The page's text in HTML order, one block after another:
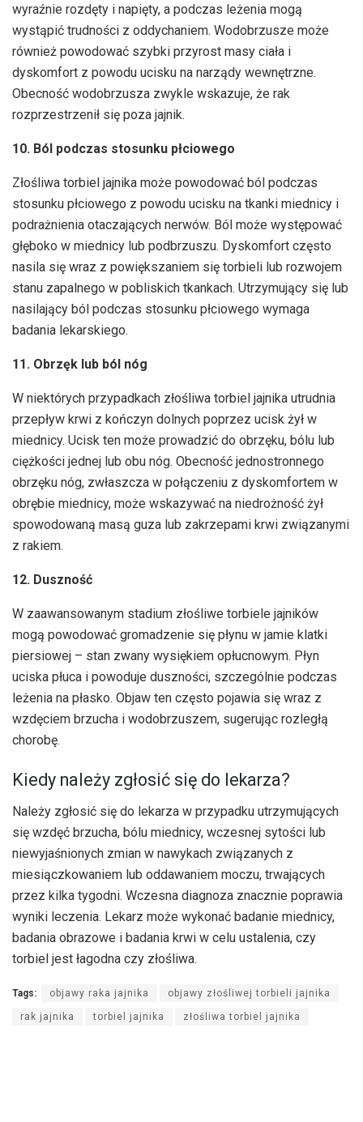
wyraźnie rozdęty i napięty, a podczas leżenia mogą
wystąpić trudności z oddychaniem. Wodobrzusze może
również powodować szybki przyrost masy ciała i
dyskomfort z powodu ucisku na narządy wewnętrzne.
Obecność wodobrzusza zwykle wskazuje, że rak
rozprzestrzenił się poza jajnik.
10. Ból podczas stosunku płciowego
Złośliwa torbiel jajnika może powodować ból podczas
stosunku płciowego z powodu ucisku na tkanki miednicy i
podrażnienia otaczających nerwów. Ból może występować
głęboko w miednicy lub podbrzuszu. Dyskomfort często
nasila się wraz z powiększaniem się torbieli lub rozwojem
stanu zapalnego w pobliskich tkankach. Utrzymujący się lub
nasilający ból podczas stosunku płciowego wymaga
badania lekarskiego.
11. Obrzęk lub ból nóg
W niektórych przypadkach złośliwa torbiel jajnika utrudnia
przepływ krwi z kończyn dolnych poprzez ucisk żył w
miednicy. Ucisk ten może prowadzić do obrzęku, bólu lub
ciężkości jednej lub obu nóg. Obecność jednostronnego
obrzęku nóg, zwłaszcza w połączeniu z dyskomfortem w
obrębie miednicy, może wskazywać na niedrożność żył
spowodowaną masą guza lub zakrzepami krwi związanymi
z rakiem.
12. Duszność
W zaawansowanym stadium złośliwe torbiele jajników
mogą powodować gromadzenie się płynu w jamie klatki
piersiowej – stan zwany wysiękiem opłucnowym. Płyn
uciska płuca i powoduje duszności, szczególnie podczas
leżenia na płasko. Objaw ten często pojawia się wraz z
wzdęciem brzucha i wodobrzuszem, sugerując rozległą
chorobę.
Kiedy należy zgłosić się do lekarza?
Należy zgłosić się do lekarza w przypadku utrzymujących
się wzdęć brzucha, bólu miednicy, wczesnej sytości lub
niewyjaśnionych zmian w nawykach związanych z
miesiączkowaniem lub oddawaniem moczu, trwających
przez kilka tygodni. Wczesna diagnoza znacznie poprawia
wyniki leczenia. Lekarz może wykonać badanie miednicy,
badania obrazowe i badania krwi w celu ustalenia, czy
torbiel jest łagodna czy złośliwa.
Tags: objawy raka jajnika objawy złośliwej torbieli jajnika
rak jajnika torbiel jajnika złośliwa torbiel jajnika